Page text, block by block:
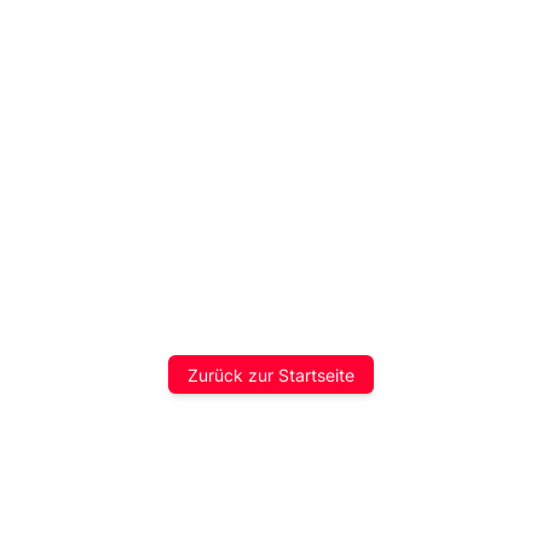
Zurück zur Startseite